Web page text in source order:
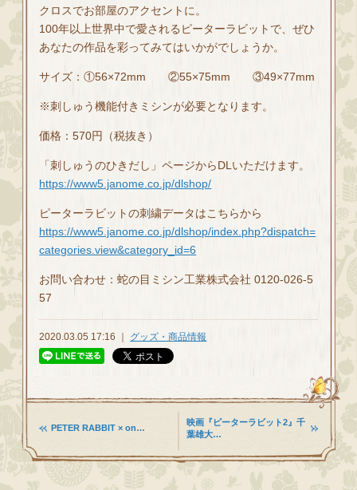
クロスでお部屋のアクセントに。
100年以上世界中で愛されるピーターラビットで、ぜひ
あなたの作品を彩ってみてはいかがでしょうか。
サイズ：①56×72mm ②55×75mm ③49×77mm
※刺しゅう機能付きミシンが必要となります。
価格：570円（税抜き）
「刺しゅうのひきだし」ページからDLいただけます。
https://www5.janome.co.jp/dlshop/
ピーターラビットの刺繍データはこちらから
https://www5.janome.co.jp/dlshop/index.php?dispatch=
categories.view&category_id=6
お問い合わせ：蛇の目ミシン工業株式会社 0120-026-5
57
2020.03.05 17:16 ｜ グッズ・商品情報
PETER RABBIT × on…
映画『ピーターラビット2』千
葉雄大…